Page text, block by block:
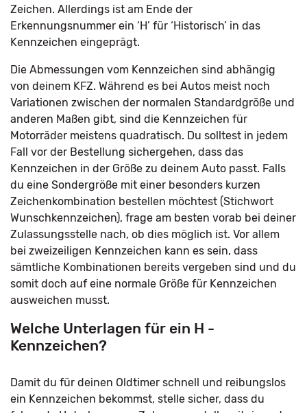
Zeichen. Allerdings ist am Ende der
Erkennungsnummer ein ‘H’ für ‘Historisch’ in das
Kennzeichen eingeprägt.
Die Abmessungen vom Kennzeichen sind abhängig
von deinem KFZ. Während es bei Autos meist noch
Variationen zwischen der normalen Standardgröße und
anderen Maßen gibt, sind die Kennzeichen für
Motorräder meistens quadratisch. Du solltest in jedem
Fall vor der Bestellung sichergehen, dass das
Kennzeichen in der Größe zu deinem Auto passt. Falls
du eine Sondergröße mit einer besonders kurzen
Zeichenkombination bestellen möchtest (Stichwort
Wunschkennzeichen), frage am besten vorab bei deiner
Zulassungsstelle nach, ob dies möglich ist. Vor allem
bei zweizeiligen Kennzeichen kann es sein, dass
sämtliche Kombinationen bereits vergeben sind und du
somit doch auf eine normale Größe für Kennzeichen
ausweichen musst.
Welche Unterlagen für ein H -
Kennzeichen?
Damit du für deinen Oldtimer schnell und reibungslos
ein Kennzeichen bekommst, stelle sicher, dass du